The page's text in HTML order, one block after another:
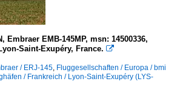
Embraer EMB-145MP, msn: 14500336,
Saint-Exupéry, France. 
/ ERJ-145, Fluggesellschaften / Europa / bmi
/ Frankreich / Lyon-Saint-Exupéry (LYS-